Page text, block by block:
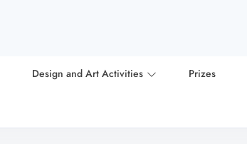
Design and Art Activities Prizes